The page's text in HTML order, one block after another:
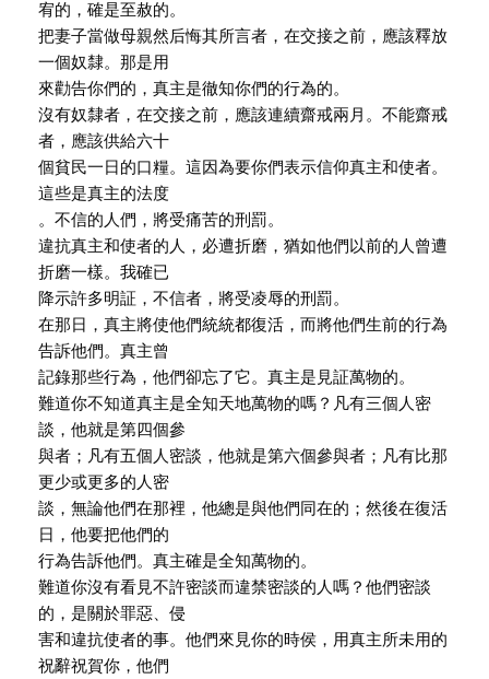
宥的，確是至赦的。
把妻子當做母親然后悔其所言者，在交接之前，應該釋放
一個奴隸。那是用
來勸告你們的，真主是徹知你們的行為的。
沒有奴隸者，在交接之前，應該連續齋戒兩月。不能齋戒
者，應該供給六十
個貧民一日的口糧。這因為要你們表示信仰真主和使者。
這些是真主的法度
。不信的人們，將受痛苦的刑罰。
違抗真主和使者的人，必遭折磨，猶如他們以前的人曾遭
折磨一樣。我確已
降示許多明証，不信者，將受凌辱的刑罰。
在那日，真主將使他們統統都復活，而將他們生前的行為
告訴他們。真主曾
記錄那些行為，他們卻忘了它。真主是見証萬物的。
難道你不知道真主是全知天地萬物的嗎？凡有三個人密
談，他就是第四個參
與者；凡有五個人密談，他就是第六個參與者；凡有比那
更少或更多的人密
談，無論他們在那裡，他總是與他們同在的；然後在復活
日，他要把他們的
行為告訴他們。真主確是全知萬物的。
難道你沒有看見不許密談而違禁密談的人嗎？他們密談
的，是關於罪惡、侵
害和違抗使者的事。他們來見你的時侯，用真主所未用的
祝辭祝賀你，他們